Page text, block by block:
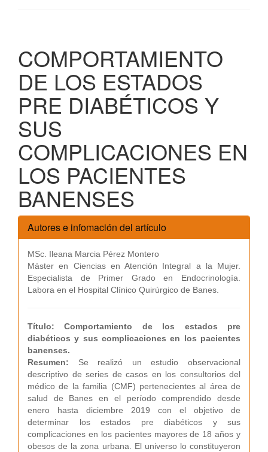
COMPORTAMIENTO
DE LOS ESTADOS
PRE DIABÉTICOS Y
SUS
COMPLICACIONES EN
LOS PACIENTES
BANENSES
Autores e infomación del artículo
MSc. Ileana Marcia Pérez Montero
Máster en Ciencias en Atención Integral a la Mujer.
Especialista de Primer Grado en Endocrinología.
Labora en el Hospital Clínico Quirúrgico de Banes.
Título: Comportamiento de los estados pre
diabéticos y sus complicaciones en los pacientes
banenses.
Resumen: Se realizó un estudio observacional
descriptivo de series de casos en los consultorios del
médico de la familia (CMF) pertenecientes al área de
salud de Banes en el período comprendido desde
enero hasta diciembre 2019 con el objetivo de
determinar los estados pre diabéticos y sus
complicaciones en los pacientes mayores de 18 años y
obesos de la zona urbana. El universo lo constituyeron